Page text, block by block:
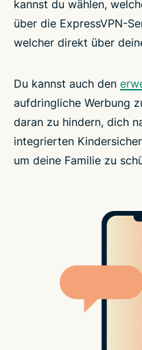
kannst du wählen,
über die ExpressVPN-
welcher direkt über
Du kannst auch den
aufdringliche Werbung
daran zu hindern, dich
integrierten
um deine Familie zu